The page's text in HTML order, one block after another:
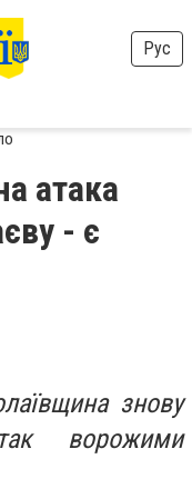
Рус
атака
- є
знову
ворожими